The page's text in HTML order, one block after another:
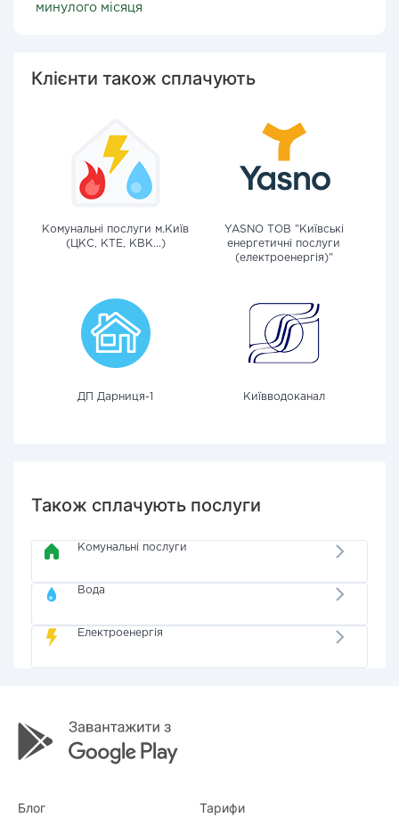
минулого місяця
Клієнти також сплачують
Комунальні послуги м.Київ
(ЦКС, КТЕ, КВК...)
YASNO ТОВ "Київські
енергетичні послуги
(електроенергія)"
ДП Дарниця-1 Київводоканал
Також сплачують послуги
Комунальні послуги
Вода
Електроенергія
Блог Тарифи